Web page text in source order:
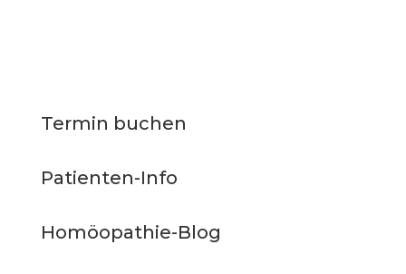
Termin buchen
Patienten-Info
Homöopathie-Blog